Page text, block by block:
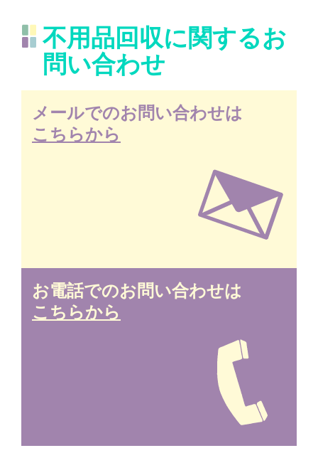
不用品回収に関するお
問い合わせ
メールでのお問い合わせは
こちらから
お電話でのお問い合わせは
こちらから